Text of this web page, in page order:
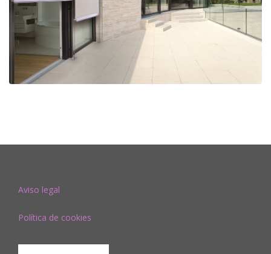
Aviso legal
Política de cookies